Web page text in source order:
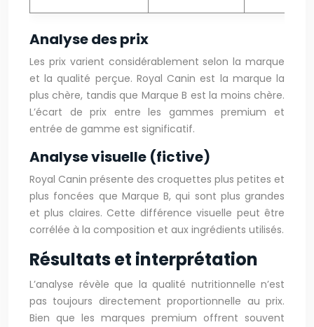
Analyse des prix
Les prix varient considérablement selon la marque
et la qualité perçue. Royal Canin est la marque la
plus chère, tandis que Marque B est la moins chère.
L’écart de prix entre les gammes premium et
entrée de gamme est significatif.
Analyse visuelle (fictive)
Royal Canin présente des croquettes plus petites et
plus foncées que Marque B, qui sont plus grandes
et plus claires. Cette différence visuelle peut être
corrélée à la composition et aux ingrédients utilisés.
Résultats et interprétation
L’analyse révèle que la qualité nutritionnelle n’est
pas toujours directement proportionnelle au prix.
Bien que les marques premium offrent souvent